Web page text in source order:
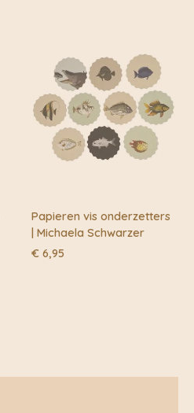
Papieren vis onderzetters
| Michaela Schwarzer
€ 6,95